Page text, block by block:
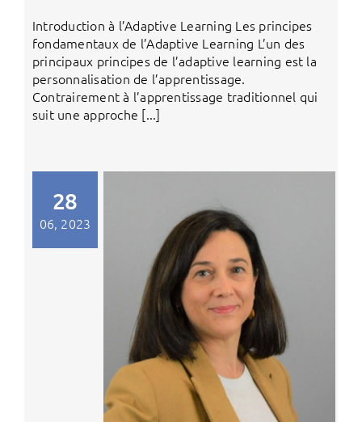
Introduction à l’Adaptive Learning Les principes
fondamentaux de l’Adaptive Learning L’un des
principaux principes de l’adaptive learning est la
personnalisation de l’apprentissage.
Contrairement à l’apprentissage traditionnel qui
suit une approche [...]
28
06, 2023